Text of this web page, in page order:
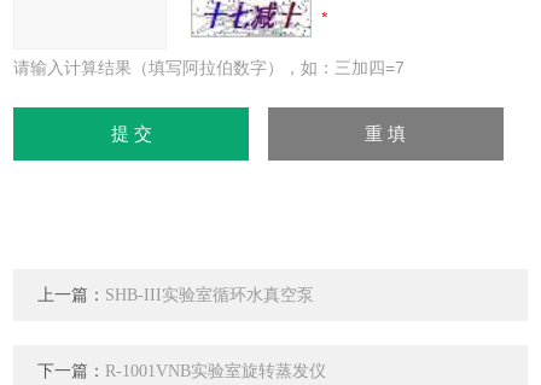
请输入计算结果（填写阿拉伯数字），如：三加四=7
上一篇： SHB-III实验室循环水真空泵
下一篇： R-1001VNB实验室旋转蒸发仪